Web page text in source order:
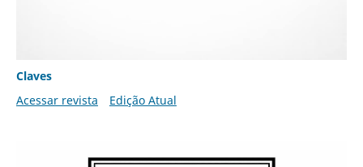
Claves
Acessar revista
Edição Atual